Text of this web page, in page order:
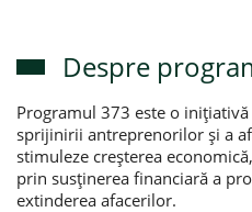
Despre
Programul 373 este o
sprijinirii antreprenorilor și a
stimuleze creșterea
prin susținerea financiară a
extinderea afacerilor.